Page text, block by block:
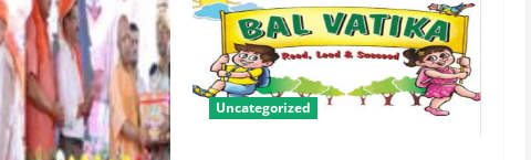
Uncategorized